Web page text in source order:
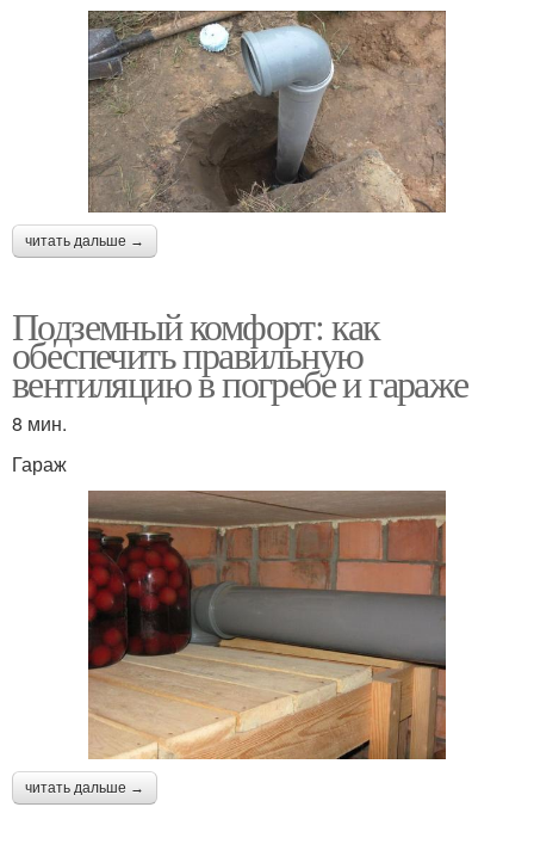
читать дальше →
Подземный комфорт: как
обеспечить правильную
вентиляцию в погребе и гараже
8 мин.
Гараж
читать дальше →